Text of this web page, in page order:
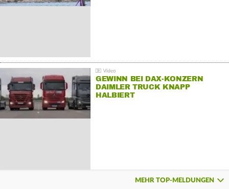
GEWINN BEI DAX-KONZERN
DAIMLER TRUCK KNAPP
HALBIERT
MEHR TOP-MELDUNGEN